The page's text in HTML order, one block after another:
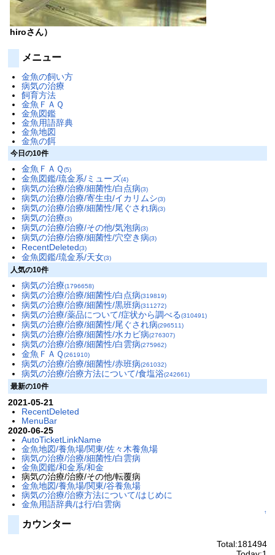
hiroさん）
メニュー
金魚の飼い方
病気の治療
飼育方法
金魚ＦＡＱ
金魚図鑑
金魚用語辞典
金魚地図
金魚の餌
今日の10件
金魚ＦＡＱ(5)
金魚図鑑/琉金系/ミューズ(4)
病気の治療/治療/細菌性/白点病(3)
病気の治療/治療/寄生虫/イカリムシ(3)
病気の治療/治療/細菌性/尾ぐされ病(3)
病気の治療(3)
病気の治療/治療/その他/気泡病(3)
病気の治療/治療/細菌性/穴空き病(3)
RecentDeleted(3)
金魚図鑑/琉金系/天女(3)
人気の10件
病気の治療(1796658)
病気の治療/治療/細菌性/白点病(319819)
病気の治療/治療/細菌性/黒班病(311272)
病気の治療/薬品について/症状から調べる(310491)
病気の治療/治療/細菌性/尾ぐされ病(296511)
病気の治療/治療/細菌性/水カビ病(276307)
病気の治療/治療/細菌性/白雲病(275962)
金魚ＦＡＱ(261910)
病気の治療/治療/細菌性/赤班病(261032)
病気の治療/治療方法について/食塩浴(242661)
最新の10件
2021-05-21
RecentDeleted
MenuBar
2020-06-25
AutoTicketLinkName
金魚地図/養魚場/関東/佐々木養魚場
病気の治療/治療/細菌性/白雲病
金魚図鑑/和金系/和金
病気の治療/治療/その他/転覆病
金魚地図/養魚場/関東/谷養魚場
病気の治療/治療方法について/はじめに
金魚用語辞典/は行/白雲病
↑
カウンター
Total:181494